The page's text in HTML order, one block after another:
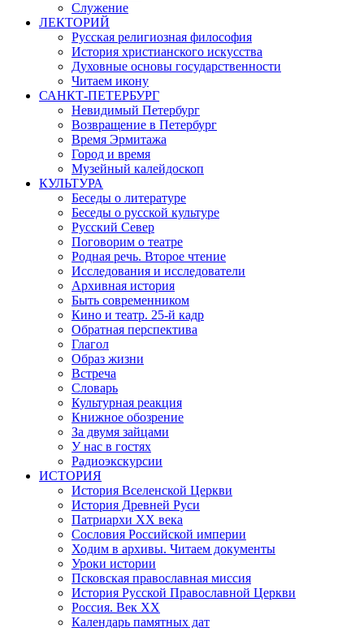
Служение
ЛЕКТОРИЙ
Русская религиозная философия
История христианского искусства
Духовные основы государственности
Читаем икону
САНКТ-ПЕТЕРБУРГ
Невидимый Петербург
Возвращение в Петербург
Время Эрмитажа
Город и время
Музейный калейдоскоп
КУЛЬТУРА
Беседы о литературе
Беседы о русской культуре
Русский Север
Поговорим о театре
Родная речь. Второе чтение
Исследования и исследователи
Архивная история
Быть современником
Кино и театр. 25-й кадр
Обратная перспектива
Глагол
Образ жизни
Встреча
Словарь
Культурная реакция
Книжное обозрение
За двумя зайцами
У нас в гостях
Радиоэкскурсии
ИСТОРИЯ
История Вселенской Церкви
История Древней Руси
Патриархи XX века
Сословия Российской империи
Ходим в архивы. Читаем документы
Уроки истории
Псковская православная миссия
История Русской Православной Церкви
Россия. Век ХХ
Календарь памятных дат